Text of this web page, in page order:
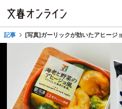
記事 [写真]ガーリックが効いたアヒージ